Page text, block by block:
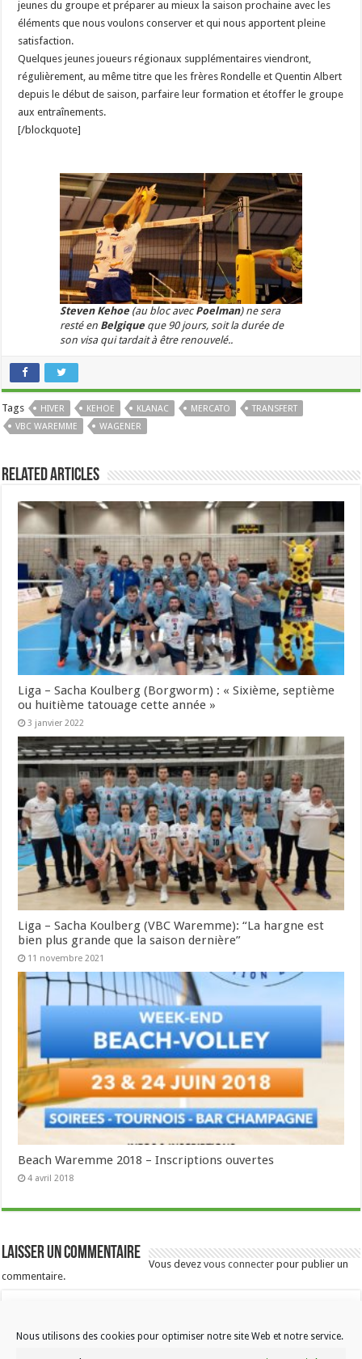
Nous utilisons des cookies pour optimiser notre site Web et notre service.
jeunes du groupe et préparer au mieux la saison prochaine avec les
éléments que nous voulons conserver et qui nous apportent pleine
satisfaction.
Quelques jeunes joueurs régionaux supplémentaires viendront,
régulièrement, au même titre que les frères Rondelle et Quentin Albert
depuis le début de saison, parfaire leur formation et étoffer le groupe
aux entraînements.
[/blockquote]
Steven Kehoe(au bloc avec Poelman) ne sera
resté en Belgiqueque 90 jours, soit la durée de
son visa qui tardait à être renouvelé..
Tags HIVER KEHOE KLANAC MERCATO
TRANSFERT
VBC WAREMME
WAGENER
Related Articles
Liga – Sacha Koulberg (Borgworm) : « Sixième, septième
ou huitième tatouage cette année »
3 janvier 2022
Liga – Sacha Koulberg (VBC Waremme): “La hargne est
bien plus grande que la saison dernière”
11 novembre 2021
Beach Waremme 2018 – Inscriptions ouvertes
4 avril 2018
Laisser un commentaire
Vous devezvous connecter pour publier un
commentaire.